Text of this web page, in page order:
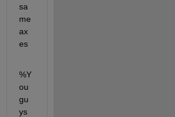
sa
me
ax
es
%Y
ou
gu
ys